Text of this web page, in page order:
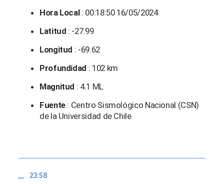
Hora Local: 00:18:50 16/05/2024
Latitud : -27.99
Longitud : -69.62
Profundidad : 102 km
Magnitud : 4.1 ML
Fuente: Centro Sismológico Nacional (CSN)
de la Universidad de Chile
23:58